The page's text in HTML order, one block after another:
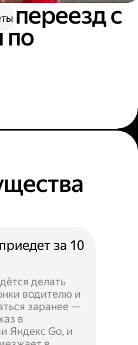
переезд с
по
за 10
делать
водителю и
заранее —
в
Яндекс Go, и